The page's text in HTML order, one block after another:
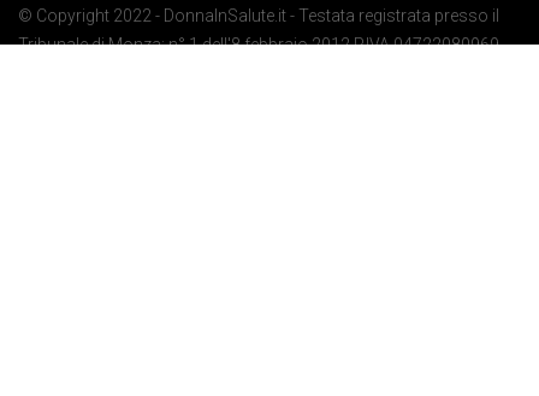
© Copyright 2022 - DonnaInSalute.it - Testata registrata presso il
Tribunale di Monza: n° 1 dell'8 febbraio 2012 P.IVA 04722080969 -